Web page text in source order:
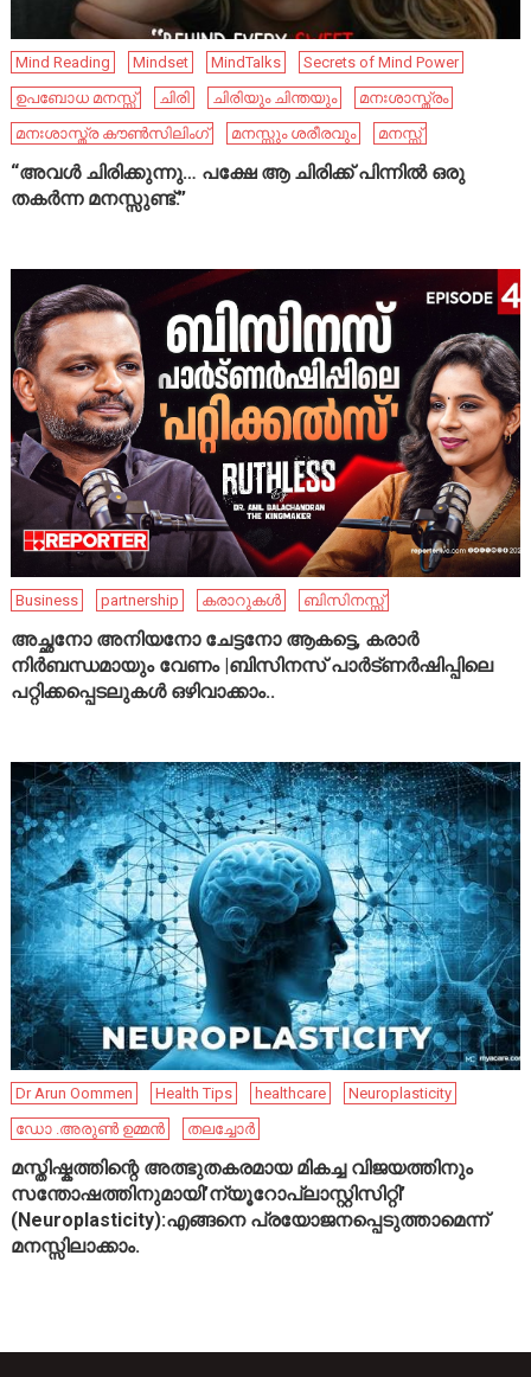
Mind Reading Mindset MindTalks
Secrets of Mind Power
ഉപബോധ മനസ്സ്
ചിരി ചിരിയും ചിന്തയും
മനഃശാസ്ത്രം
മനഃശാസ്ത്ര കൗൺസിലിംഗ്
മനസ്സും ശരീരവും മനസ്സ്
“അവൾ ചിരിക്കുന്നു… പക്ഷേ ആ ചിരിക്ക് പിന്നിൽ ഒരു
തകർന്ന മനസ്സുണ്ട്.”
Business partnership കരാറുകൾ ബിസിനസ്സ്
അച്ഛനോ അനിയനോ ചേട്ടനോ ആകട്ടെ, കരാർ
നിർബന്ധമായും വേണം |ബിസിനസ് പാർട്ണർഷിപ്പിലെ
പറ്റിക്കപ്പെടലുകൾ ഒഴിവാക്കാം..
Dr Arun Oommen Health Tips healthcare
Neuroplasticity
ഡോ .അരുൺ ഉമ്മൻ
തലച്ചോർ
മസ്തിഷ്കത്തിന്റെ അത്ഭുതകരമായ മികച്ച വിജയത്തിനും
സന്തോഷത്തിനുമായി’ന്യൂറോപ്ലാസ്റ്റിസിറ്റി’
(Neuroplasticity):എങ്ങനെ പ്രയോജനപ്പെടുത്താമെന്ന്
മനസ്സിലാക്കാം.